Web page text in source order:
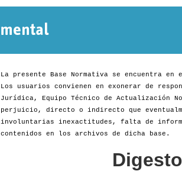
La presente Base Normativa se encuentra en
Los usuarios convienen en exonerar de
Jurídica, Equipo Técnico de Actualización
perjuicio, directo o indirecto que
involuntarias inexactitudes, falta de
contenidos en los archivos de dicha base.